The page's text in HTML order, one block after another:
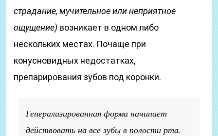
страдание, мучительное или неприятное
ощущение) возникает в одном либо
нескольких местах. Почаще при
конусновидных недостатках,
препарирования зубов под коронки.
Генерализированная форма начинает
действовать на все зубы в полости рта.